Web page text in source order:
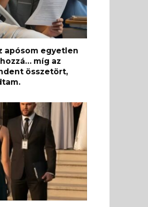
apósom egyetlen
míg az
összetört,